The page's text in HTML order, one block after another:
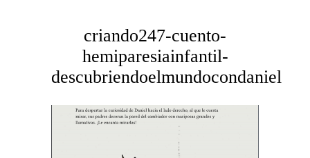
criando247-cuento-
hemiparesiainfantil-
descubriendoelmundocondaniel